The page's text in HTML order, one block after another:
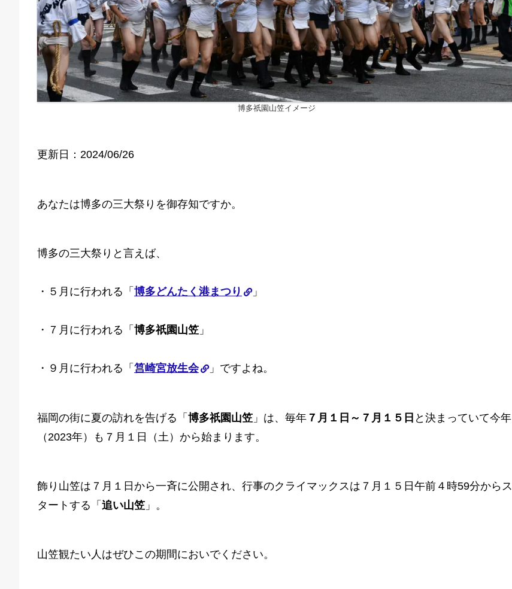
博多祇園山笠イメージ
更新日：2024/06/26
あなたは博多の三大祭りを御存知ですか。
博多の三大祭りと言えば、
・５月に行われる「 博多どんたく港まつり 」
・７月に行われる「 博多祇園山笠 」
・９月に行われる「 筥崎宮放生会 」ですよね。
福岡の街に夏の訪れを告げる「 博多祇園山笠 」は、毎年 ７月１日～７月１５日 と決まっていて今年
（2023年）も７月１日（土）から始まります。
飾り山笠は７月１日から一斉に公開され、行事のクライマックスは７月１５日午前４時59分からス
タートする「 追い山笠 」。
山笠観たい人はぜひこの期間においでください。